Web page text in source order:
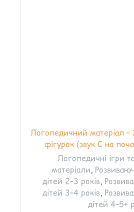
Логопедичний матеріал –
фігурок (звук С на
Логопедичні ігри
матеріали,
дітей 2–3 років,
дітей 3–4 років,
дітей 4–5+